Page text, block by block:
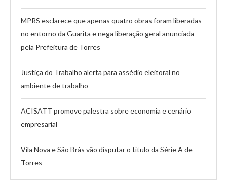
MPRS esclarece que apenas quatro obras foram liberadas
no entorno da Guarita e nega liberação geral anunciada
pela Prefeitura de Torres
Justiça do Trabalho alerta para assédio eleitoral no
ambiente de trabalho
ACISATT promove palestra sobre economia e cenário
empresarial
Vila Nova e São Brás vão disputar o título da Série A de
Torres